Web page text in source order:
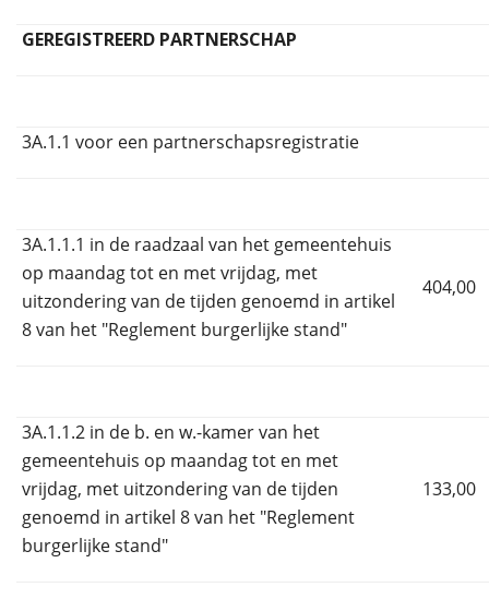
GEREGISTREERD PARTNERSCHAP
3A.1.1 voor een partnerschapsregistratie
3A.1.1.1 in de raadzaal van het gemeentehuis
op maandag tot en met vrijdag, met
uitzondering van de tijden genoemd in artikel
8 van het "Reglement burgerlijke stand"
404,00
3A.1.1.2 in de b. en w.-kamer van het
gemeentehuis op maandag tot en met
vrijdag, met uitzondering van de tijden
genoemd in artikel 8 van het "Reglement
burgerlijke stand"
133,00